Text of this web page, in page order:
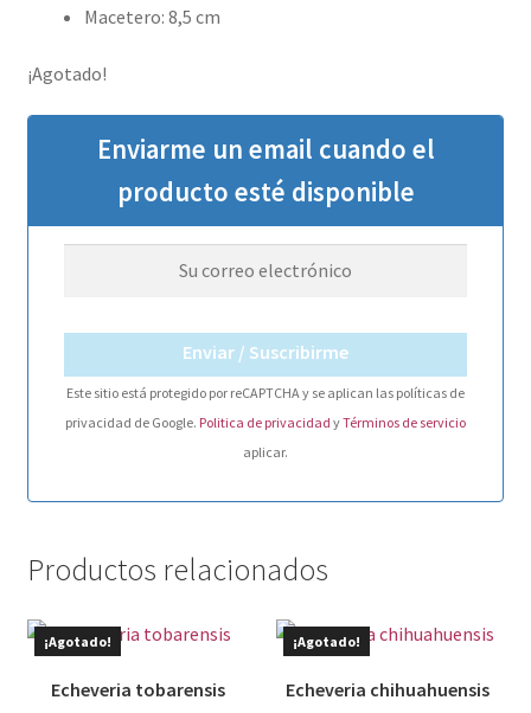
Macetero: 8,5 cm
¡Agotado!
Enviarme un email cuando el
producto esté disponible
Enviar / Suscribirme
Este sitio está protegido por reCAPTCHA y se aplican las políticas de
privacidad de Google. Politica de privacidad yTérminos de servicio
aplicar.
Productos relacionados
¡Agotado!
Echeveria tobarensis
¡Agotado!
Echeveria chihuahuensis